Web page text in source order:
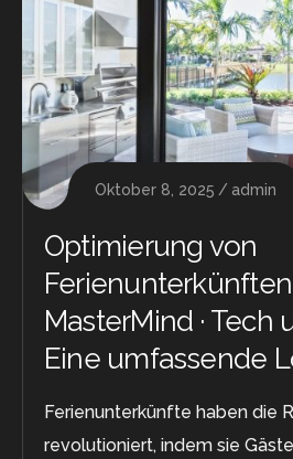
Oktober 8, 2025 admin
Optimierung von
MasterMind · Tech
Eine umfassende
Ferienunterkünfte haben die
revolutioniert, indem sie